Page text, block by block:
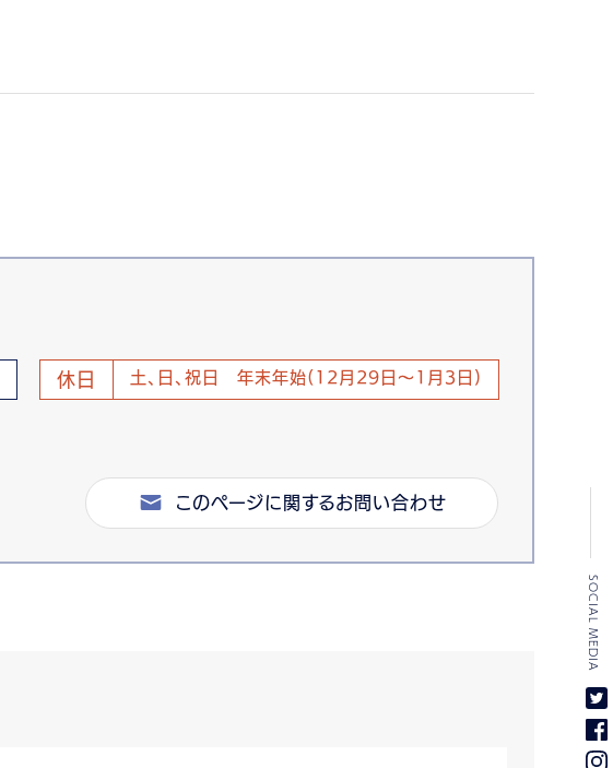
休日 土、日、祝日 年末年始(12月29日～1月3日)
このページに関するお問い合わせ
SOCIAL MEDIA